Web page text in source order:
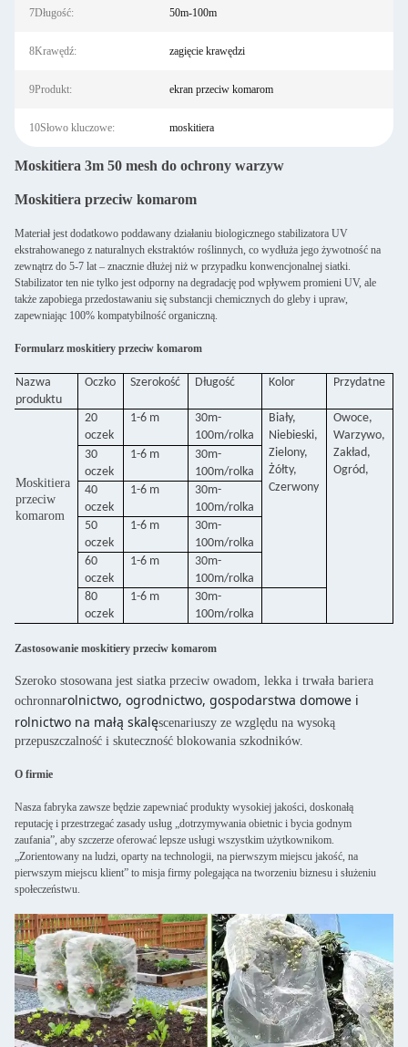
7Długość: 50m-100m
8Krawędź: zagięcie krawędzi
9Produkt: ekran przeciw komarom
10Słowo kluczowe: moskitiera
Moskitiera 3m 50 mesh do ochrony warzyw
Moskitiera przeciw komarom
Materiał jest dodatkowo poddawany działaniu biologicznego stabilizatora UV
ekstrahowanego z naturalnych ekstraktów roślinnych, co wydłuża jego żywotność na
zewnątrz do 5-7 lat – znacznie dłużej niż w przypadku konwencjonalnej siatki.
Stabilizator ten nie tylko jest odporny na degradację pod wpływem promieni UV, ale
także zapobiega przedostawaniu się substancji chemicznych do gleby i upraw,
zapewniając 100% kompatybilność organiczną.
Formularz moskitiery przeciw komarom
Nazwa
produktu
Oczko Szerokość Długość Kolor Przydatne
Moskitiera
przeciw
komarom
20
oczek
1-6 m
30m-
100m/rolka
Biały,
Niebieski,
Zielony,
Żółty,
Czerwony
Owoce,
Warzywo,
Zakład,
Ogród,
30
oczek
1-6 m
30m-
100m/rolka
40
oczek
1-6 m
30m-
100m/rolka
50
oczek
1-6 m
30m-
100m/rolka
60
oczek
1-6 m
30m-
100m/rolka
80
oczek
1-6 m
30m-
100m/rolka
Zastosowanie moskitiery przeciw komarom
Szeroko stosowana jest siatka przeciw owadom, lekka i trwała bariera
ochronnarolnictwo, ogrodnictwo, gospodarstwa domowe i
rolnictwo na małą skalęscenariuszy ze względu na wysoką
przepuszczalność i skuteczność blokowania szkodników.
O firmie
Nasza fabryka zawsze będzie zapewniać produkty wysokiej jakości, doskonałą
reputację i przestrzegać zasady usług „dotrzymywania obietnic i bycia godnym
zaufania”, aby szczerze oferować lepsze usługi wszystkim użytkownikom.
„Zorientowany na ludzi, oparty na technologii, na pierwszym miejscu jakość, na
pierwszym miejscu klient” to misja firmy polegająca na tworzeniu biznesu i służeniu
społeczeństwu.